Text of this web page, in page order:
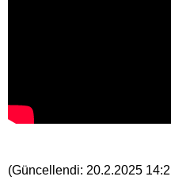
(Güncellendi: 20.2.2025